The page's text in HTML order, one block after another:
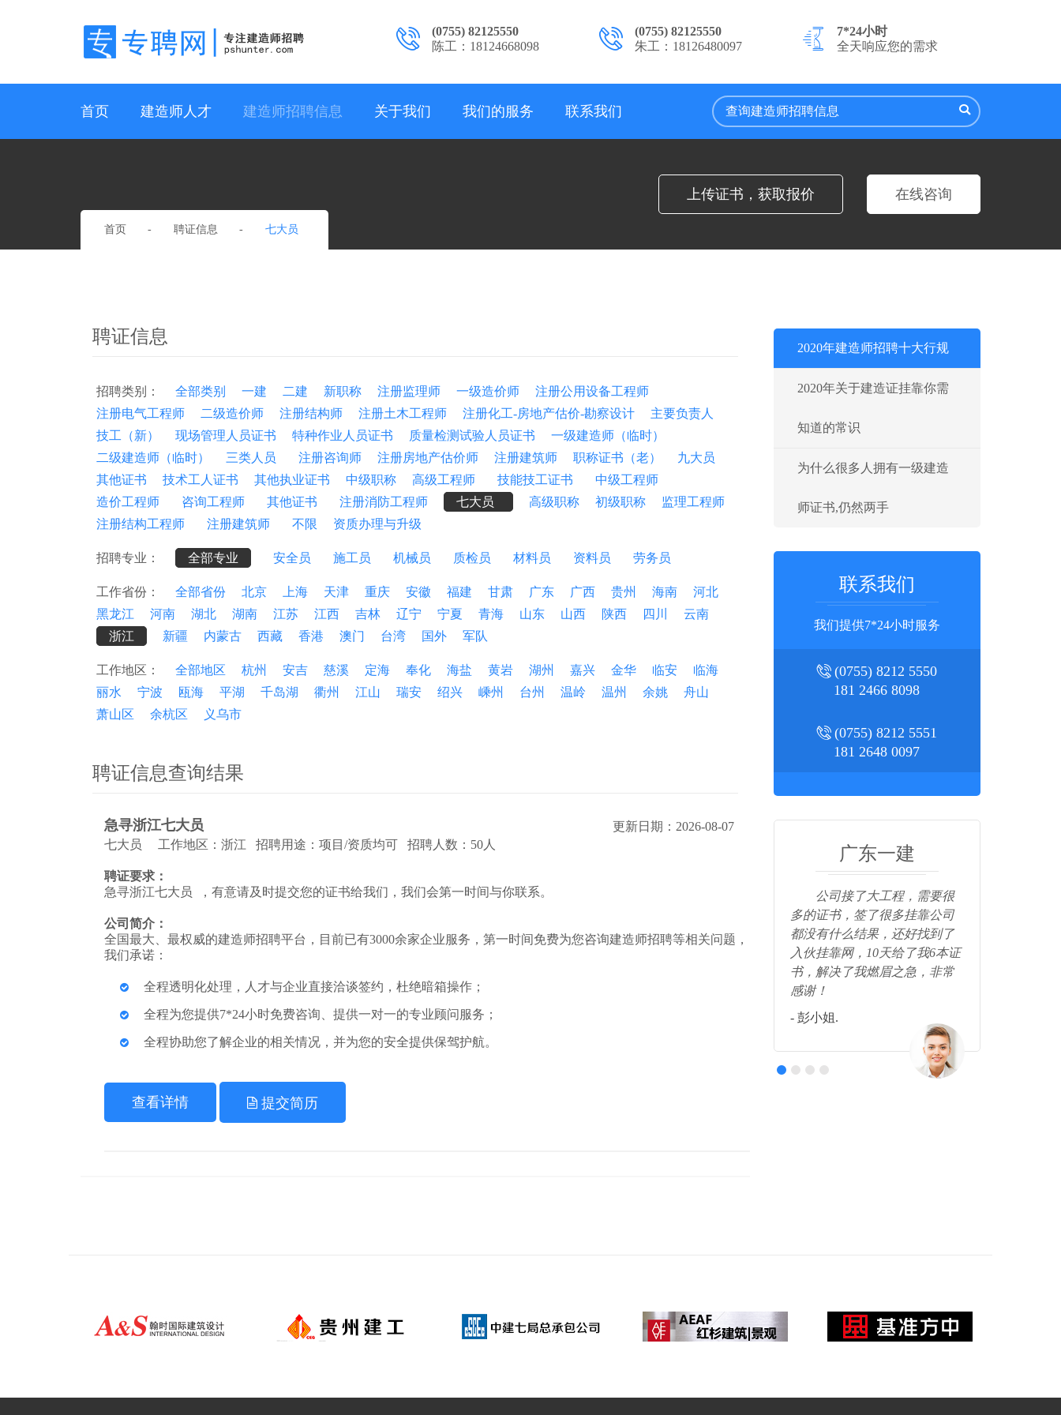
(0755) 82125550
陈工：18124668098
(0755) 82125550
朱工：18126480097
7*24小时
全天响应您的需求
首页 建造师人才 建造师招聘信息 关于我们 我们的服务 联系我们
在线咨询
上传证书，获取报价
首页 聘证信息 七大员
聘证信息
招聘类别： 全部类别 一建 二建 新职称 注册监理师 一级造价师
注册公用设备工程师
注册电气工程师
二级造价师 注册结构师 注册土木工程师 注册化工-房地产估价-勘察设计
主要负责人
技工（新）
现场管理人员证书 特种作业人员证书 质量检测试验人员证书
一级建造师（临时）
二级建造师（临时）
三类人员 注册咨询师 注册房地产估价师 注册建筑师 职称证书（老）
九大员
其他证书
技术工人证书 其他执业证书 中级职称 高级工程师 技能技工证书
中级工程师
造价工程师
咨询工程师 其他证书 注册消防工程师 七大员 高级职称 初级职称
监理工程师
注册结构工程师
注册建筑师 不限 资质办理与升级
招聘专业： 全部专业 安全员 施工员 机械员 质检员 材料员 资料员 劳务员
工作省份： 全部省份 北京 上海 天津 重庆 安徽 福建 甘肃 广东 广西 贵州 海南
河北
黑龙江
河南 湖北 湖南 江苏 江西 吉林 辽宁 宁夏 青海 山东 山西 陕西 四川
云南
浙江
新疆 内蒙古 西藏 香港 澳门 台湾 国外 军队
工作地区： 全部地区 杭州 安吉 慈溪 定海 奉化 海盐 黄岩 湖州 嘉兴 金华 临安
临海
丽水
宁波 瓯海 平湖 千岛湖 衢州 江山 瑞安 绍兴 嵊州 台州 温岭 温州 余姚
舟山
萧山区
余杭区 义乌市
聘证信息查询结果
急寻浙江七大员
更新日期：2026-08-07
七大员 工作地区：浙江 招聘用途：项目/资质均可 招聘人数：50人
聘证要求：
急寻浙江七大员 ，有意请及时提交您的证书给我们，我们会第一时间与你联系。
公司简介：
全国最大、最权威的建造师招聘平台，目前已有3000余家企业服务，第一时间免费为您咨询建造师招聘等相关问题，
我们承诺：
全程透明化处理，人才与企业直接洽谈签约，杜绝暗箱操作；
全程为您提供7*24小时免费咨询、提供一对一的专业顾问服务；
全程协助您了解企业的相关情况，并为您的安全提供保驾护航。
查看详情 提交简历
2020年建造师招聘十大行规
2020年关于建造证挂靠你需
知道的常识
为什么很多人拥有一级建造
师证书,仍然两手
联系我们
我们提供7*24小时服务
(0755) 8212 5550
181 2466 8098
(0755) 8212 5551
181 2648 0097
广东一建
公司接了大工程，需要很
多的证书，签了很多挂靠公司
都没有什么结果，还好找到了
入伙挂靠网，10天给了我6本证
书，解决了我燃眉之急，非常
感谢！
- 彭小姐.